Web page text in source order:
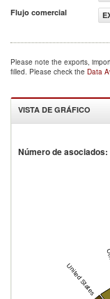
Flujo comercial
Please note the exports,
filled. Please check the Data
VISTA DE GRÁFICO
Número de asociados:
United States